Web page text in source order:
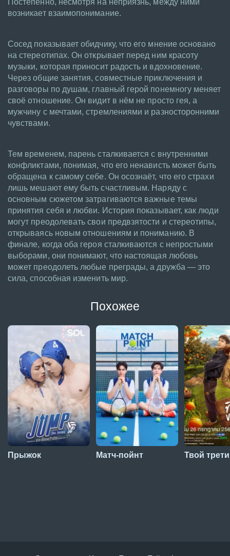
Постепенно, несмотря на неприязнь, между ними
возникает взаимопонимание.
Сосед показывает обидчику, что его мнение основано
на стереотипах. Он открывает перед ним красоту
музыки, которая приносит радость и вдохновение.
Через общие занятия, совместные приключения и
разговоры по душам, главный герой понемногу меняет
своё отношение. Он видит в нём не просто гея, а
мужчину с мечтами, стремлениями и разносторонними
чувствами.
Тем временем, парень сталкивается с внутренними
конфликтами, понимая, что его ненависть может быть
обращена к самому себе. Он осознаёт, что его страхи
лишь мешают ему быть счастливым. Наряду с
основным сюжетом затрагиваются важные темы
принятия себя и любви. История показывает, как люди
могут преодолевать свои предвзятости и стереотипы,
открываясь новым отношениям и пониманию. В
финале, когда оба героя сталкиваются с непростыми
выборами, они понимают, что настоящая любовь
может преодолеть любые преграды, а дружба — это
сила, способная изменить мир.
Похожее
Прыжок Матч-пойнт Твой